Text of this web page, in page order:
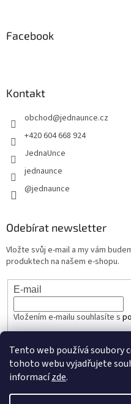
Tento web používá soubory
tohoto webu vyjadřujete
informacízde.
Facebook
Kontakt
obchod@jednaunce.cz
+420 604 668 924
JednaUnce
jednaunce
@jednaunce
Odebírat newsletter
Vložte svůj e-mail a my vám
produktech na našem e-shopu.
E-mail
Vložením e-mailu souhlasíte s
PŘIHLÁSIT SE